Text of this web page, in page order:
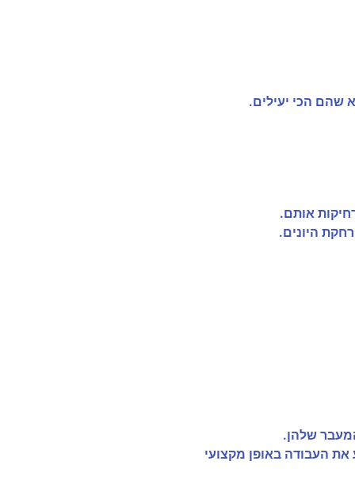
שהם הכי יעילים.
אותם.
שלהן.
את העבודה באופן מקצועי